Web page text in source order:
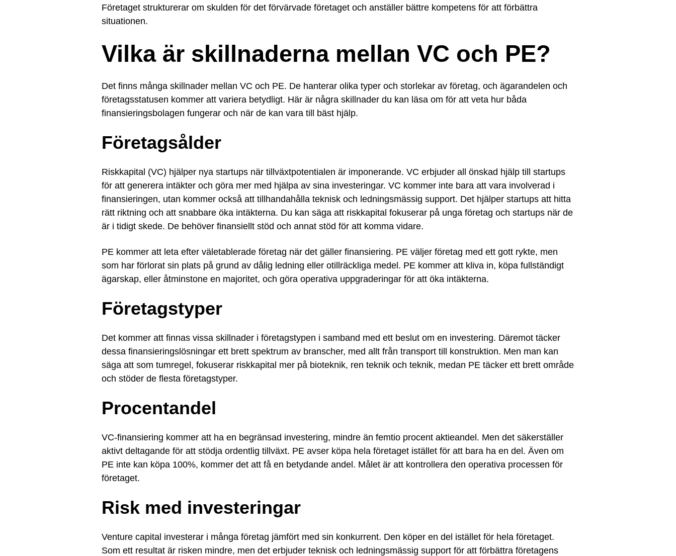
Företaget strukturerar om skulden för det förvärvade företaget och anställer bättre kompetens för att förbättra
situationen.
Vilka är skillnaderna mellan VC och PE?
Det finns många skillnader mellan VC och PE. De hanterar olika typer och storlekar av företag, och ägarandelen och
företagsstatusen kommer att variera betydligt. Här är några skillnader du kan läsa om för att veta hur båda
finansieringsbolagen fungerar och när de kan vara till bäst hjälp.
Företagsålder
Riskkapital (VC) hjälper nya startups när tillväxtpotentialen är imponerande. VC erbjuder all önskad hjälp till startups
för att generera intäkter och göra mer med hjälpa av sina investeringar. VC kommer inte bara att vara involverad i
finansieringen, utan kommer också att tillhandahålla teknisk och ledningsmässig support. Det hjälper startups att hitta
rätt riktning och att snabbare öka intäkterna. Du kan säga att riskkapital fokuserar på unga företag och startups när de
är i tidigt skede. De behöver finansiellt stöd och annat stöd för att komma vidare.
PE kommer att leta efter väletablerade företag när det gäller finansiering. PE väljer företag med ett gott rykte, men
som har förlorat sin plats på grund av dålig ledning eller otillräckliga medel. PE kommer att kliva in, köpa fullständigt
ägarskap, eller åtminstone en majoritet, och göra operativa uppgraderingar för att öka intäkterna.
Företagstyper
Det kommer att finnas vissa skillnader i företagstypen i samband med ett beslut om en investering. Däremot täcker
dessa finansieringslösningar ett brett spektrum av branscher, med allt från transport till konstruktion. Men man kan
säga att som tumregel, fokuserar riskkapital mer på bioteknik, ren teknik och teknik, medan PE täcker ett brett område
och stöder de flesta företagstyper.
Procentandel
VC-finansiering kommer att ha en begränsad investering, mindre än femtio procent aktieandel. Men det säkerställer
aktivt deltagande för att stödja ordentlig tillväxt. PE avser köpa hela företaget istället för att bara ha en del. Även om
PE inte kan köpa 100%, kommer det att få en betydande andel. Målet är att kontrollera den operativa processen för
företaget.
Risk med investeringar
Venture capital investerar i många företag jämfört med sin konkurrent. Den köper en del istället för hela företaget.
Som ett resultat är risken mindre, men det erbjuder teknisk och ledningsmässig support för att förbättra företagens